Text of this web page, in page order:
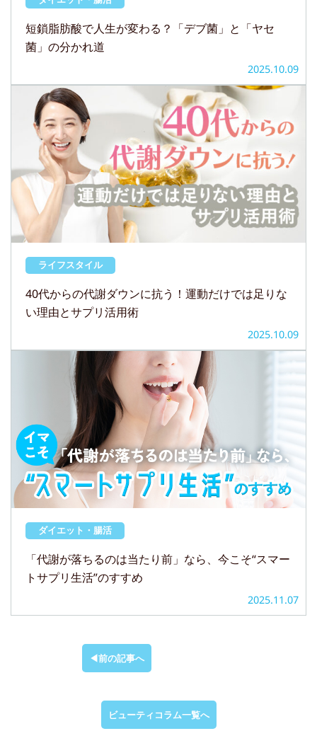
短鎖脂肪酸で人生が変わる？「デブ菌」と「ヤセ
菌」の分かれ道
2025.10.09
ライフスタイル
40代からの代謝ダウンに抗う！運動だけでは足りな
い理由とサプリ活用術
2025.10.09
ダイエット・腸活
「代謝が落ちるのは当たり前」なら、今こそ“スマー
トサプリ生活”のすすめ
2025.11.07
前の記事へ
ビューティコラム一覧へ